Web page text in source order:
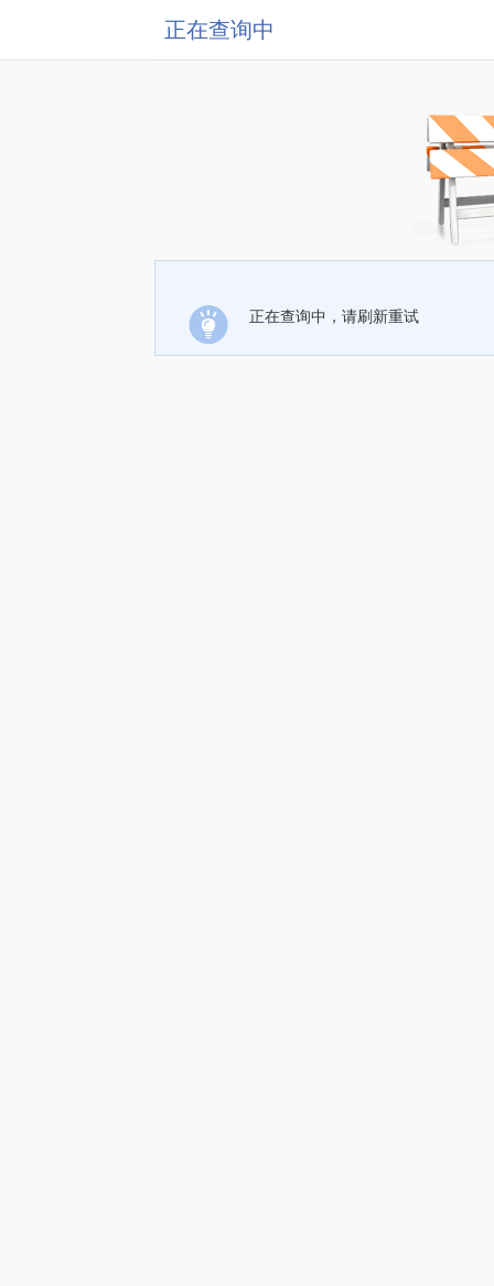
正在查询中
正在查询中，请刷新重试